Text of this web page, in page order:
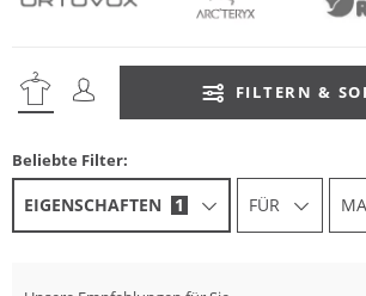
FILTERN &
Beliebte Filter:
EIGENSCHAFTEN 1 FÜR